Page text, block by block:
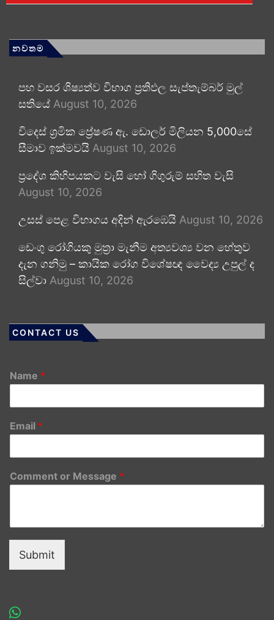
නවතම
පහ වසර ශිෂ්‍යත්ව විභාග ප්‍රතිඵල සැප්තැම්බර් මුල්
සතියේ August 10, 2026
විදෙස් ශ්‍රමික ප්‍රේෂණ ඇ. ඩොලර් මිලියන 5,000සේ
සීමාව ඉක්මවයි August 10, 2026
ප්‍රදේශ කිහිපයකට වැසි හෝ ගිගුරුම් සහිත වැසි
August 10, 2026
උසස් පෙළ විභාගය අදින් ඇරඹෙයි August 10, 2026
ඩෙංගු රෝගියකු ⁣මුත්‍රා මැනීම අත්‍යවශ්‍ය වන හේතුව
දැන ගනිමු – කායික රෝග විශේෂඥ වෛද්‍ය උපුල් ද
සිල්වා August 10, 2026
CONTACT US
Name *
Email *
Comment or Message *
Submit